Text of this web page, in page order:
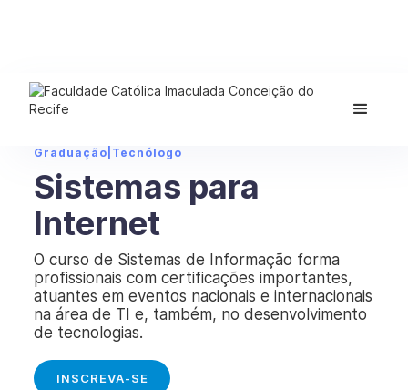
Graduação Tecnólogo
Sistemas para
Internet
O curso de Sistemas de Informação forma
profissionais com certificações importantes,
atuantes em eventos nacionais e internacionais
na área de TI e, também, no desenvolvimento
de tecnologias.
INSCREVA-SE